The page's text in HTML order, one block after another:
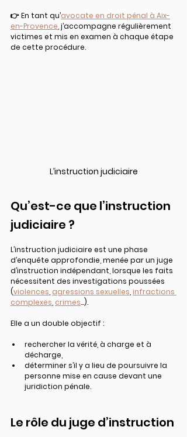
👉 En tant qu’avocate en droit pénal à Aix-
en-Provence , j’accompagne régulièrement
victimes et mis en examen à chaque étape
de cette procédure.
L’instruction judiciaire
Qu’est-ce que l’instruction
judiciaire ?
L’instruction judiciaire est une phase
d’enquête approfondie , menée par un juge
d’instruction indépendant, lorsque les faits
nécessitent des investigations poussées
(violences agressions sexuelles infractions
complexes crimes…).
Elle a un double objectif :
rechercher la vérité , à charge et à
décharge,
déterminer s’il y a lieu de poursuivre la
personne mise en cause devant une
juridiction pénale.
Le rôle du juge d’instruction